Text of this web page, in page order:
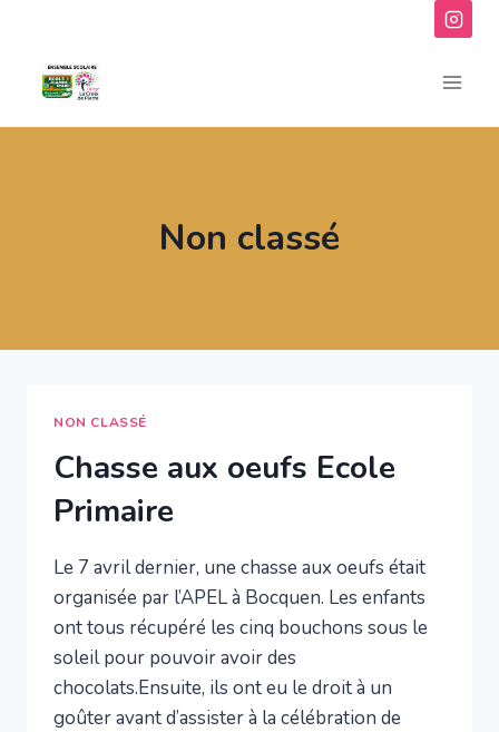
contenu
Non classé
NON CLASSÉ
Chasse aux oeufs Ecole
Primaire
Le 7 avril dernier, une chasse aux oeufs était
organisée par l’APEL à Bocquen. Les enfants
ont tous récupéré les cinq bouchons sous le
soleil pour pouvoir avoir des
chocolats.Ensuite, ils ont eu le droit à un
goûter avant d’assister à la célébration de